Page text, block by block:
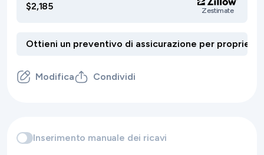
$2,185 Zestimate
Modifica Condividi
Inserimento manuale dei ricavi